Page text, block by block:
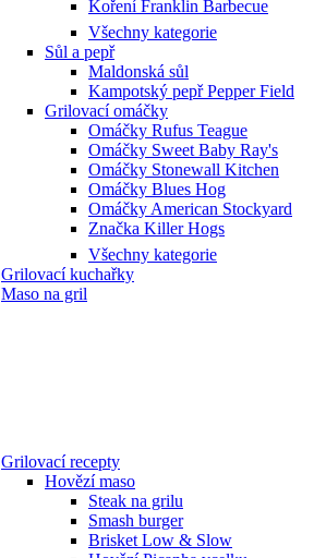
Koření Franklin Barbecue
Všechny kategorie
Sůl a pepř
Maldonská sůl
Kampotský pepř Pepper Field
Grilovací omáčky
Omáčky Rufus Teague
Omáčky Sweet Baby Ray's
Omáčky Stonewall Kitchen
Omáčky Blues Hog
Omáčky American Stockyard
Značka Killer Hogs
Všechny kategorie
Grilovací kuchařky
Maso na gril
Grilovací recepty
Hovězí maso
Steak na grilu
Smash burger
Brisket Low & Slow